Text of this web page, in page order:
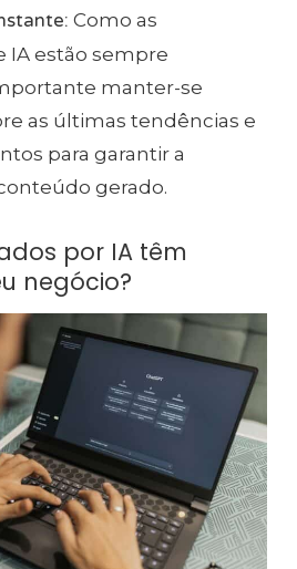
Como as
IA estão sempre
manter-se
as últimas tendências e
para garantir a
gerado.
por IA têm
negócio?